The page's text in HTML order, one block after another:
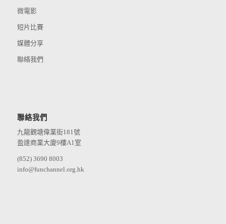
微電影
短片比賽
媒體分享
聯絡我們
聯絡我們
九龍觀塘偉業街181號
盈達商業大廈9樓A1室
(852) 3690 8003
info@funchannel.org.hk